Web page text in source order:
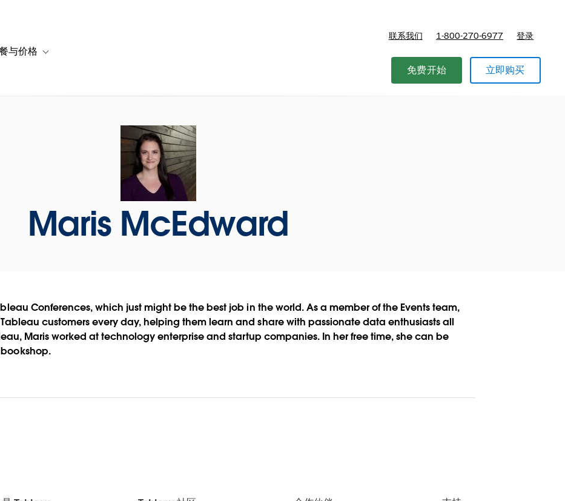
for 解决方案
navigation for 资源
与价格 Toggle sub-navigation for 套餐与价格
联系我们 1-800-270-6977 登录
免费开始 立即购买
Maris McEdward
Conferences, which just might be the best job in the world. As a member of the Events team,
customers every day, helping them learn and share with passionate data enthusiasts all
Maris worked at technology enterprise and startup companies. In her free time, she can be